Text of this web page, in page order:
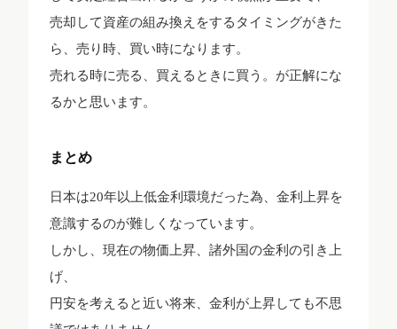
売却して資産の組み換えをするタイミングがきた
ら、売り時、買い時になります。
売れる時に売る、買えるときに買う。が正解にな
るかと思います。
まとめ
日本は20年以上低金利環境だった為、金利上昇を
意識するのが難しくなっています。
しかし、現在の物価上昇、諸外国の金利の引き上
げ、
円安を考えると近い将来、金利が上昇しても不思